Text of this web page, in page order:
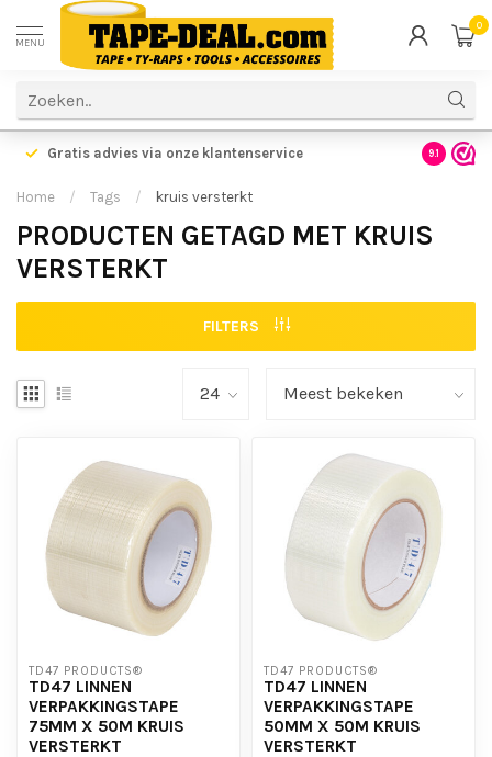
MENU
0
Gratis advies via onze klantenservice 9.1
Home / Tags / kruis versterkt
PRODUCTEN GETAGD MET KRUIS
VERSTERKT
FILTERS
TD47 PRODUCTS®
TD47 LINNEN
VERPAKKINGSTAPE
75MM X 50M KRUIS
VERSTERKT
TD47 PRODUCTS®
TD47 LINNEN
VERPAKKINGSTAPE
50MM X 50M KRUIS
VERSTERKT